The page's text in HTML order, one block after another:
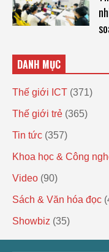
DANH MỤC
Thế giới ICT (371)
Thế giới trẻ (365)
Tin tức (357)
Khoa học & Công
Video (90)
Sách & Văn hóa đọc
Showbiz (35)